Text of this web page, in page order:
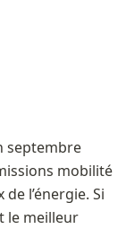
septembre
mobilité
l’énergie. Si
le meilleur